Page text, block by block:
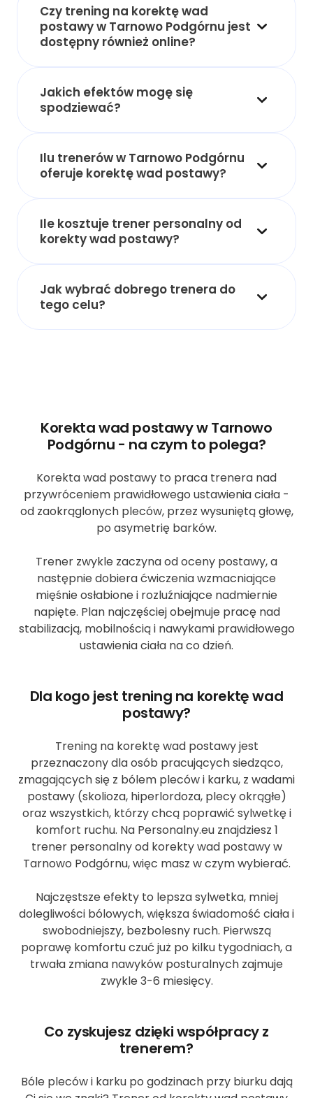
Czy trening na korektę wad
postawy w Tarnowo Podgórnu jest
dostępny również online?
Jakich efektów mogę się
spodziewać?
Ilu trenerów w Tarnowo Podgórnu
oferuje korektę wad postawy?
Ile kosztuje trener personalny od
korekty wad postawy?
Jak wybrać dobrego trenera do
tego celu?
Korekta wad postawy w Tarnowo
Podgórnu - na czym to polega?
Korekta wad postawy to praca trenera nad
przywróceniem prawidłowego ustawienia ciała -
od zaokrąglonych pleców, przez wysuniętą głowę,
po asymetrię barków.
Trener zwykle zaczyna od oceny postawy, a
następnie dobiera ćwiczenia wzmacniające
mięśnie osłabione i rozluźniające nadmiernie
napięte. Plan najczęściej obejmuje pracę nad
stabilizacją, mobilnością i nawykami prawidłowego
ustawienia ciała na co dzień.
Dla kogo jest trening na korektę wad
postawy?
Trening na korektę wad postawy jest
przeznaczony dla osób pracujących siedząco,
zmagających się z bólem pleców i karku, z wadami
postawy (skolioza, hiperlordoza, plecy okrągłe)
oraz wszystkich, którzy chcą poprawić sylwetkę i
komfort ruchu. Na Personalny.eu znajdziesz 1
trener personalny od korekty wad postawy w
Tarnowo Podgórnu, więc masz w czym wybierać.
Najczęstsze efekty to lepsza sylwetka, mniej
dolegliwości bólowych, większa świadomość ciała i
swobodniejszy, bezbolesny ruch. Pierwszą
poprawę komfortu czuć już po kilku tygodniach, a
trwała zmiana nawyków posturalnych zajmuje
zwykle 3-6 miesięcy.
Co zyskujesz dzięki współpracy z
trenerem?
Bóle pleców i karku po godzinach przy biurku dają